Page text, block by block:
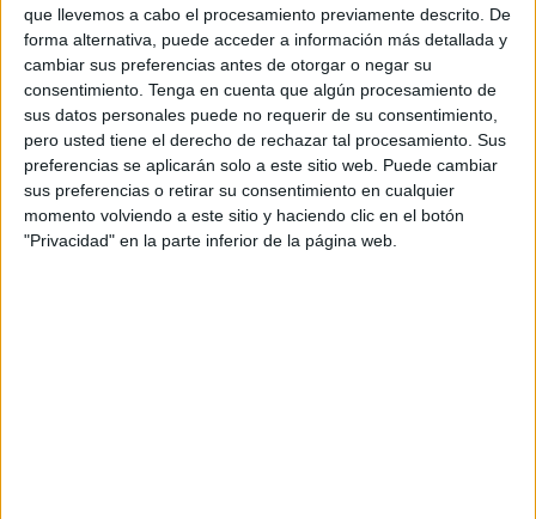
que llevemos a cabo el procesamiento previamente descrito. De
forma alternativa, puede acceder a información más detallada y
cambiar sus preferencias antes de otorgar o negar su
consentimiento. Tenga en cuenta que algún procesamiento de
sus datos personales puede no requerir de su consentimiento,
pero usted tiene el derecho de rechazar tal procesamiento. Sus
preferencias se aplicarán solo a este sitio web. Puede cambiar
sus preferencias o retirar su consentimiento en cualquier
momento volviendo a este sitio y haciendo clic en el botón
"Privacidad" en la parte inferior de la página web.
La última aventura: llevó a su perro enfermo a
despedirse de su camino favorito
Mascotas en Tinder: la iniciativa de un refugio de
animales para promover las adopciones
Fuente:upsocl.com